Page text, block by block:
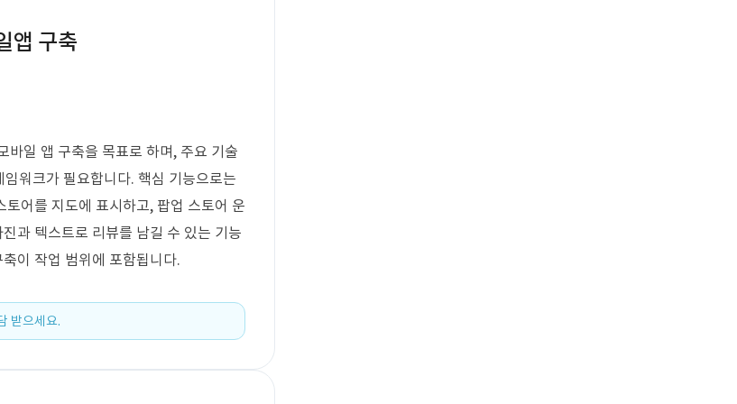
앱 구축
바일 앱 구축을 목표로 하며, 주요 기술
워크가 필요합니다. 핵심 기능으로는
어를 지도에 표시하고, 팝업 스토어 운
과 텍스트로 리뷰를 남길 수 있는 기능
이 작업 범위에 포함됩니다.
받으세요.